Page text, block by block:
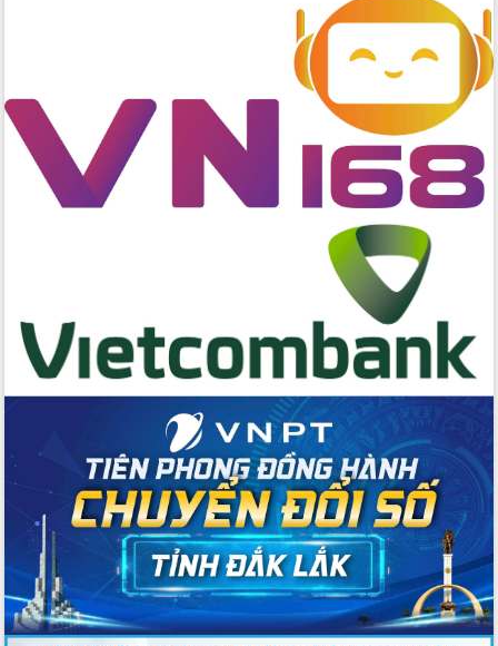
Đẩy mạnh cải cách hành chính, quyết
tâm đạt được mục tiêu tăng trưởng
hai con số trong năm 2026
Tổ chức trang trọng Lễ hội Đền thờ
Lương Văn Chánh năm 2026
Chuyển đổi số thư viện: Mở rộng
không gian tri thức trong thời đại số
Đánh giá, rút kinh nghiệm công tác tổ
chức diễn tập trước ngày bầu cử
Chương trình “Gặp gỡ hữu nghị –
Friendship Meeting New Year 2026”
Bầu cử Quốc hội và HĐND: Cử tri Đắk
Lắk gửi gắm niềm tin, kỳ vọng vào lá
phiếu
Đắk Lắk sẵn sàng các điều kiện cho
Ngày hội bầu cử đại biểu Quốc hội
khóa XVI và HĐND các cấp nhiệm kỳ
2026-2031